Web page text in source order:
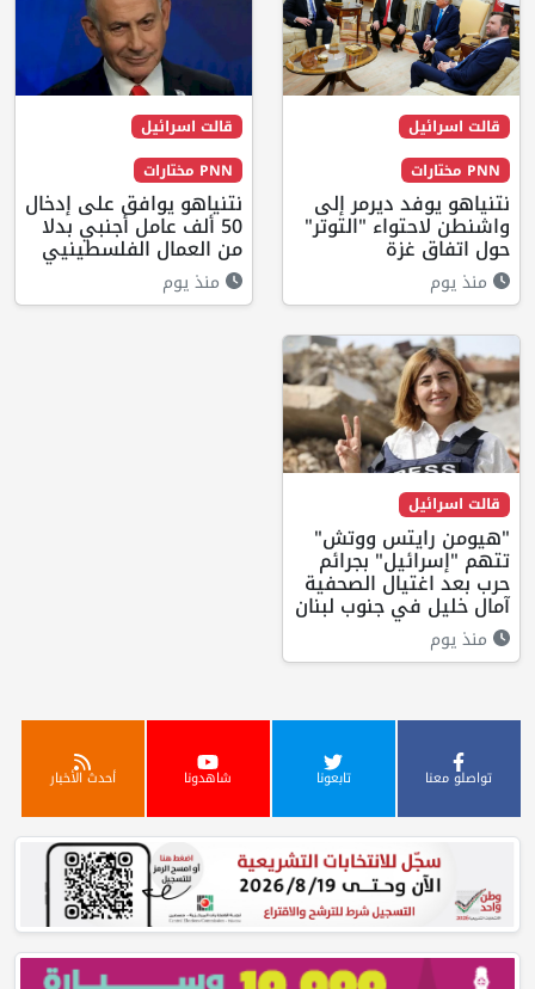
قالت اسرائيل
PNN مختارات
نتنياهو يوفد ديرمر إلى
واشنطن لاحتواء "التوتر"
حول اتفاق غزة
منذ يوم
قالت اسرائيل
PNN مختارات
نتنياهو يوافق على إدخال
50 ألف عامل أجنبي بدلا
من العمال الفلسطينيي
منذ يوم
قالت اسرائيل
"هيومن رايتس ووتش"
تتهم "إسرائيل" بجرائم
حرب بعد اغتيال الصحفية
آمال خليل في جنوب لبنان
منذ يوم
تواصلو معنا تابعونا شاهدونا أحدث الأخبار